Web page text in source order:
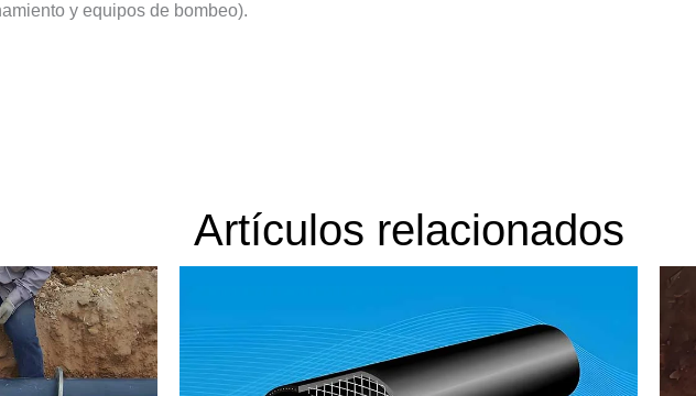
y equipos de bombeo).
Artículos relacionados